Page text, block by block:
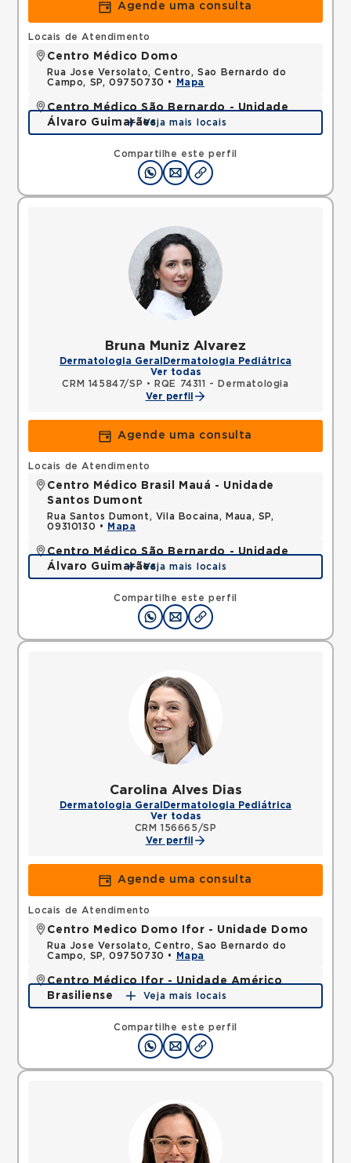
Agende uma consulta
Compartilhe este perfil
Locais de Atendimento
Centro Médico Domo
Rua Jose Versolato, Centro, Sao Bernardo do
Campo, SP, 09750730 •
Mapa
Centro Médico São Bernardo - Unidade
Álvaro Guimarães
Avenida Alvaro Guimaraes, Assuncao, Sao Bernardo
do Campo, SP, 09810010 •
Mapa
Veja mais locais
Bruna Muniz Alvarez
Dermatologia Geral Dermatologia Pediátrica
Ver todas
CRM 145847/SP •
RQE 74311 - Dermatologia
Ver perfil
Agende uma consulta
Compartilhe este perfil
Locais de Atendimento
Centro Médico Brasil Mauá - Unidade
Santos Dumont
Rua Santos Dumont, Vila Bocaina, Maua, SP,
09310130 •
Mapa
Centro Médico São Bernardo - Unidade
Álvaro Guimarães
Avenida Alvaro Guimaraes, Assuncao, Sao Bernardo
do Campo, SP, 09810010 •
Mapa
Veja mais locais
Carolina Alves Dias
Dermatologia Geral Dermatologia Pediátrica
Ver todas
CRM 156665/SP
Ver perfil
Agende uma consulta
Compartilhe este perfil
Locais de Atendimento
Centro Medico Domo Ifor - Unidade Domo
Rua Jose Versolato, Centro, Sao Bernardo do
Campo, SP, 09750730 •
Mapa
Centro Médico Ifor - Unidade Américo
Brasiliense
Rua Americo Brasiliense, Centro, Sao Bernardo do
Campo, SP, 09715021 •
Mapa
Veja mais locais